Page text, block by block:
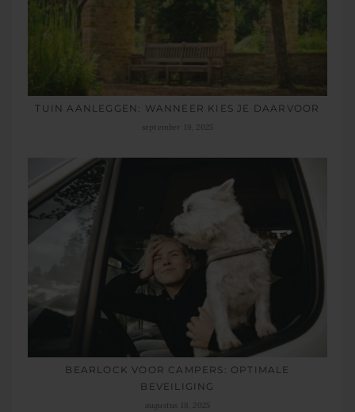
TUIN AANLEGGEN: WANNEER KIES JE DAARVOOR
september 19, 2025
BEARLOCK VOOR CAMPERS: OPTIMALE
BEVEILIGING
augustus 18, 2025